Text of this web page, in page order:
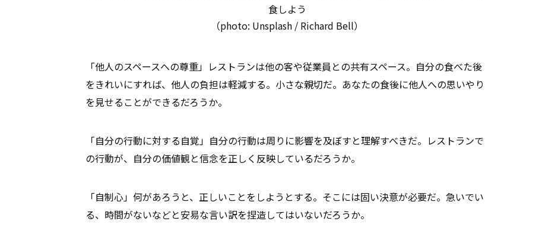
食しよう
（photo: Unsplash / Richard Bell）
「他人のスペースへの尊重」レストランは他の客や従業員との共有スペース。自分の食べた後
をきれいにすれば、他人の負担は軽減する。小さな親切だ。あなたの食後に他人への思いやり
を見せることができるだろうか。
「自分の行動に対する自覚」自分の行動は周りに影響を及ぼすと理解すべきだ。レストランで
の行動が、自分の価値観と信念を正しく反映しているだろうか。
「自制心」何があろうと、正しいことをしようとする。そこには固い決意が必要だ。急いでい
る、時間がないなどと安易な言い訳を捏造してはいないだろうか。